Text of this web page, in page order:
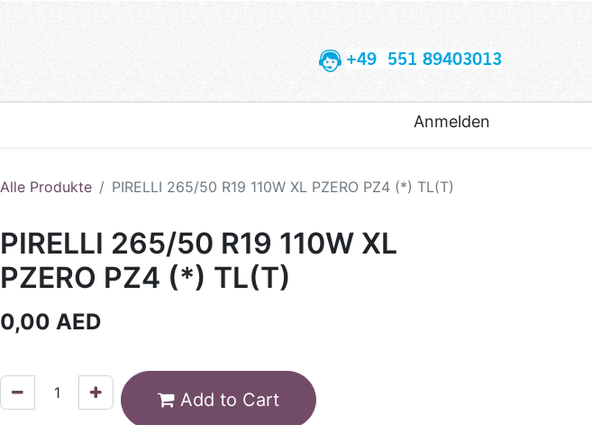
+49 551 89403013
Anmelden
Alle Produkte PIRELLI 265/50 R19 110W XL PZERO PZ4 (*) TL(T)
PIRELLI 265/50 R19 110W XL
PZERO PZ4 (*) TL(T)
0,00 AED
Add to Cart